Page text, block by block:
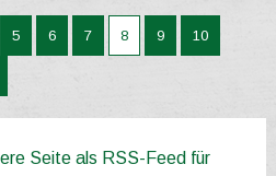
5 6 7 8 9 10
Seite als RSS-Feed für